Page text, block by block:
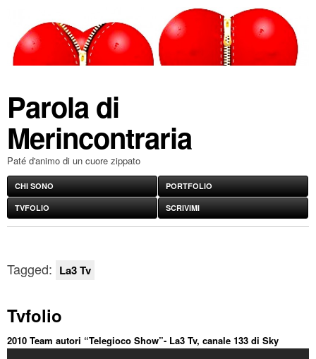
Parola di
Merincontraria
Paté d'animo di un cuore zippato
CHI SONO PORTFOLIO
TVFOLIO SCRIVIMI
Tagged: La3 Tv
Tvfolio
2010 Team autori “Telegioco Show”- La3 Tv, canale 133 di Sky